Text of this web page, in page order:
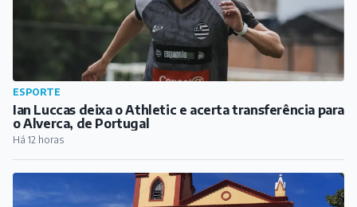
ESPORTE
Ian Luccas deixa o Athletic e acerta transferência para
o Alverca, de Portugal
Há 12 horas